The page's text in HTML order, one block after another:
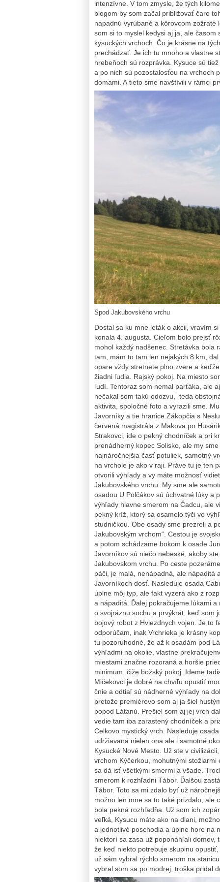
intenzívne. V tom zmysle, že tých
blogom by som začal približovať čaro
napadnú vyrúbané a kôrovcom
som si to myslel kedysi aj ja, ale
kysuckých vrchoch. Čo je krásne na
prechádzať. Je ich tu mnoho a vlastne
hrebeňoch sú rozprávka. Kysuce sú
a po nich sú pozostalosťou na vrchoch
domami. A tieto sme navštívili v rámci
Spod Jakubovského vrchu
Dostal sa ku mne leták o akcii, vravím
konala 4. augusta. Cieľom bolo prejsť
mohol každý nadšenec. Stretávka bola
tam, mám to tam len nejakých 8 km,
opare vždy stretnete plno zvere a
žiadni ľudia. Rajský pokoj. Na miesto
ľudí. Tentoraz som nemal parťáka, ale
nečakal som takú odozvu, teda
aktivita, spoločné foto a vyrazili sme.
Javorníky a tie hranice Zákopčia s
červená magistrála z Makova po
Strakovci, ide o pekný chodníček a pri
prenádherný kopec Solisko, ale my
najnáročnejšia časť potuliek, samotný
na vrchole je ako v raji. Práve tu je ten
otvorili výhľady a vy máte možnosť
Jakubovského vrchu. My sme ale
osadou U Polčákov sú úchvatné lúky a
výhľady hlavne smerom na Čadcu, ale
pekný kríž, ktorý sa osamelo týči vo
studničkou. Obe osady sme prezreli a
Jakubovským vrchom“. Cestou je
a potom schádzame bokom k osade
Javorníkov sú niečo nebeské, akoby
Jakubovskom vrchu. Po ceste
páči, je malá, nenápadná, ale nápaditá
Javorníkoch dosť. Nasleduje osada
úplne môj typ, ale fakt vyzerá ako z
a nápaditá. Ďalej pokračujeme lúkami
o svojráznu sochu a prvýkrát, keď som
bojový robot z Hviezdnych vojen. Je to
odporúčam, inak Vrchrieka je krásny
tu pozoruhodné, že až k osadám pod
výhľadmi na okolie, vlastne
miestami značne rozoraná a horšie
minimum, čiže božský pokoj. Ideme
Mičekovci je dobré na chvíľu opustiť
čnie a odtiaľ sú nádherné výhľady na
pretože premiérovo som aj ja šiel
popod Látanú. Prešiel som aj jej vrch
vedie tam iba zarastený chodníček a
Celkovo mystický vrch. Nasleduje
udržiavaná nielen ona ale i samotné
Kysucké Nové Mesto. Už ste v
vrchom Kýčerkou, mohutnými stožiarmi
sa dá isť všetkými smermi a všade.
smerom k rozhľadni Tábor. Ďalšou
Tábor. Toto sa mi zdalo byť už
možno len mne sa to také prizdalo, ale
bola pekná rozhľadňa. Už som ich
veľká, Kysucu máte ako na dlani,
a jednotlivé poschodia a úplne hore na
niektorí sa zasa už poponáhľali
že keď niekto potrebuje skupinu
už sám vybral rýchlo smerom na
vybral som sa po modrej, troška pridal